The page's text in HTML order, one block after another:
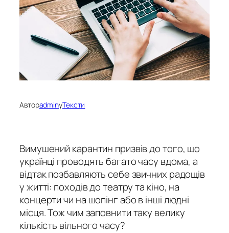
АвторadminуТексти
Вимушений карантин призвів до того, що
українці проводять багато часу вдома, а
відтак позбавляють себе звичних радощів
у житті: походів до театру та кіно, на
концерти чи на шопінг або в інші людні
місця.Тож чим заповнити таку велику
кількість вільного часу?